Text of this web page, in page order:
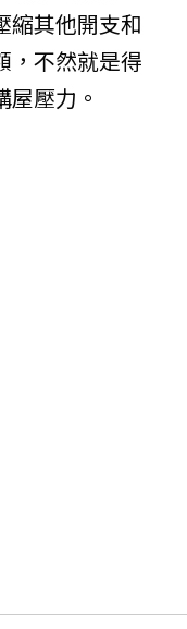
縮其他開支和
，不然就是得
壓力。